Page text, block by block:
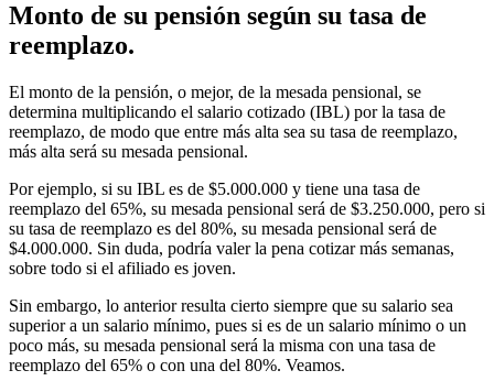
Monto de su pensión según su tasa de
reemplazo.
El monto de la pensión, o mejor, de la mesada pensional, se
determina multiplicando el salario cotizado (IBL) por la tasa de
reemplazo, de modo que entre más alta sea su tasa de reemplazo,
más alta será su mesada pensional.
Por ejemplo, si su IBL es de $5.000.000 y tiene una tasa de
reemplazo del 65%, su mesada pensional será de $3.250.000, pero si
su tasa de reemplazo es del 80%, su mesada pensional será de
$4.000.000. Sin duda, podría valer la pena cotizar más semanas,
sobre todo si el afiliado es joven.
Sin embargo, lo anterior resulta cierto siempre que su salario sea
superior a un salario mínimo, pues si es de un salario mínimo o un
poco más, su mesada pensional será la misma con una tasa de
reemplazo del 65% o con una del 80%. Veamos.